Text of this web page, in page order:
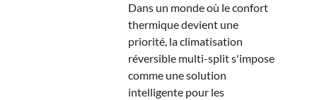
Dans un monde où le confort
thermique devient une
priorité, la climatisation
réversible multi-split s'impose
comme une solution
intelligente pour les